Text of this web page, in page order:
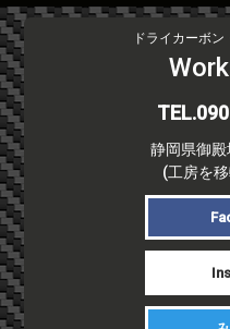
ナ
ビ
ゲ
ー
シ
ョ
ン
ドライカーボ
静岡県御
(工房を